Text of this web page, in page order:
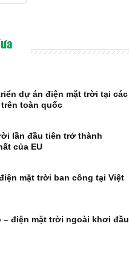
dự án điện mặt trời tại các
toàn quốc
lần đầu tiên trở thành
của EU
mặt trời ban công tại Việt
– điện mặt trời ngoài khơi đầu